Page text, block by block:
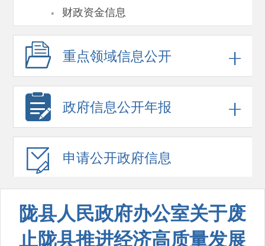
· 财政资金信息
重点领域信息公开
政府信息公开年报
申请公开政府信息
陇县人民政府办公室关于废
止陇县推进经济高质量发展